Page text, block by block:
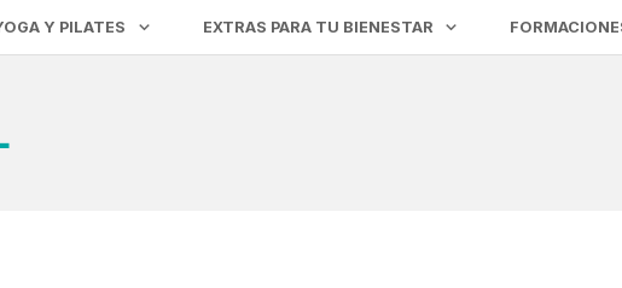
Y PILATES EXTRAS PARA TU BIENESTAR